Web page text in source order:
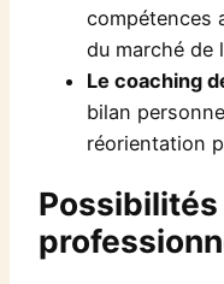
compétences
du marché de
Le coaching
bilan
réorientation